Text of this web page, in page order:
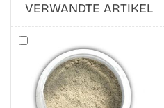
VERWANDTE ARTIKEL